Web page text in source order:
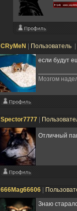
CRyMeN Пользователь
если будут
Мозгом
Spector7777
Отличный
666Mag66606
Знаю